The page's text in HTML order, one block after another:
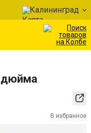
Калининград
дюйма
В избранное